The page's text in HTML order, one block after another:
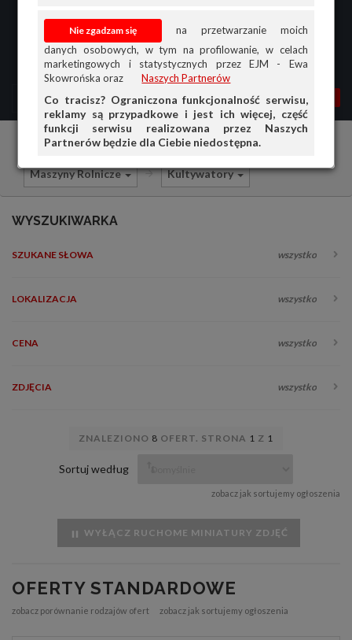
na przetwarzanie moich
danych osobowych, w tym na profilowanie, w celach
marketingowych i statystycznych przez EJM - Ewa
Skowrońska oraz
Naszych Partnerów
Co tracisz? Ograniczona funkcjonalność serwisu,
reklamy są przypadkowe i jest ich więcej, część
funkcji serwisu realizowana przez Naszych
Partnerów będzie dla Ciebie niedostępna.
MENU MOJA AG
PRZEGLĄD
OFERTA DLA FIRM
Ciągniki i maszyny rolnicze Sprzedam
Maszyny Rolnicze Kultywatory
WYSZUKIWARKA
SZUKANE SŁOWA wszystko
LOKALIZACJA wszystko
CENA wszystko
ZDJĘCIA wszystko
ZNALEZIONO 8 OFERT. STRONA 1 Z 1
Sortuj według
zobacz jak sortujemy ogłoszenia
WYŁĄCZ RUCHOME MINIATURY ZDJĘĆ
OFERTY STANDARDOWE
zobacz porównanie rodzajów ofert zobacz jak sortujemy ogłoszenia